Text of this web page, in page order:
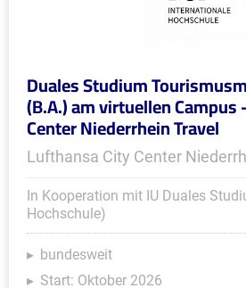
Duales Studium
(B.A.) am virtuellen
Center Niederrhein Travel
Lufthansa City Center
In Kooperation mit IU Duales
Hochschule)
bundesweit
Start: Oktober 2026